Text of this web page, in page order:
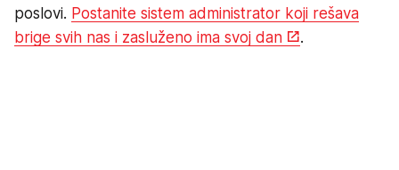
poslovi. Postanite sistem administrator koji rešava
brige svih nas i zasluženo ima svoj dan
.